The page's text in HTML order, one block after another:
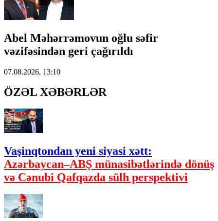
Abel Məhərrəmovun oğlu səfir
vəzifəsindən geri çağırıldı
07.08.2026, 13:10
ÖZƏL XƏBƏRLƏR
Vaşinqtondan yeni siyasi xətt:
Azərbaycan–ABŞ münasibətlərində dönüş
və Cənubi Qafqazda sülh perspektivi